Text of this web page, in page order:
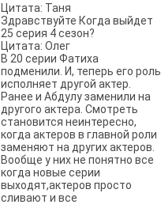
Цитата: Таня
Здравствуйте Когда выйдет
25 серия 4 сезон?
Цитата: Олег
В 20 серии Фатиха
подменили. И, теперь его роль
исполняет другой актер.
Ранее и Абдулу заменили на
другого актера. Смотреть
становится неинтересно,
когда актеров в главной роли
заменяют на других актеров.
Вообще у них не понятно все
когда новые серии
выходят,актеров просто
сливают и все